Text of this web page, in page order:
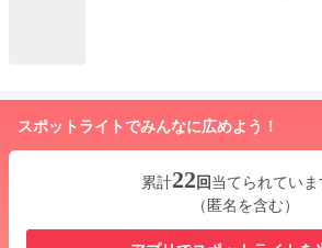
スポットライトでみんなに広めよう！
累計22回当てられていま
（匿名を含む）